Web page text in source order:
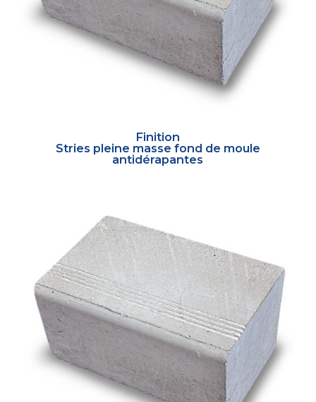
Finition
Stries pleine masse fond de moule
antidérapantes